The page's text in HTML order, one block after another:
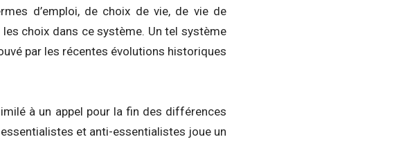
d’emploi, de choix de vie, de vie de
choix dans ce système. Un tel système
par les récentes évolutions historiques
à un appel pour la fin des différences
et anti-essentialistes joue un